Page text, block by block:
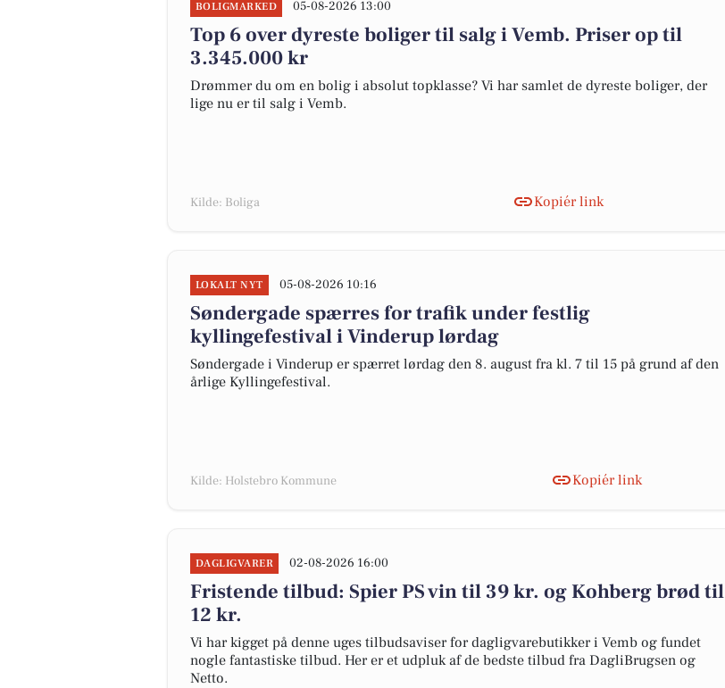
BOLIGMARKED 05-08-2026 13:00
Top 6 over dyreste boliger til salg i Vemb. Priser op til
3.345.000 kr
Drømmer du om en bolig i absolut topklasse? Vi har samlet de dyreste boliger, der
lige nu er til salg i Vemb.
Kilde: Boliga Kopiér link
LOKALT NYT 05-08-2026 10:16
Søndergade spærres for trafik under festlig
kyllingefestival i Vinderup lørdag
Søndergade i Vinderup er spærret lørdag den 8. august fra kl. 7 til 15 på grund af den
årlige Kyllingefestival.
Kilde: Holstebro Kommune Kopiér link
DAGLIGVARER 02-08-2026 16:00
Fristende tilbud: Spier PS vin til 39 kr. og Kohberg brød til
12 kr.
Vi har kigget på denne uges tilbudsaviser for dagligvarebutikker i Vemb og fundet
nogle fantastiske tilbud. Her er et udpluk af de bedste tilbud fra DagliBrugsen og
Netto.